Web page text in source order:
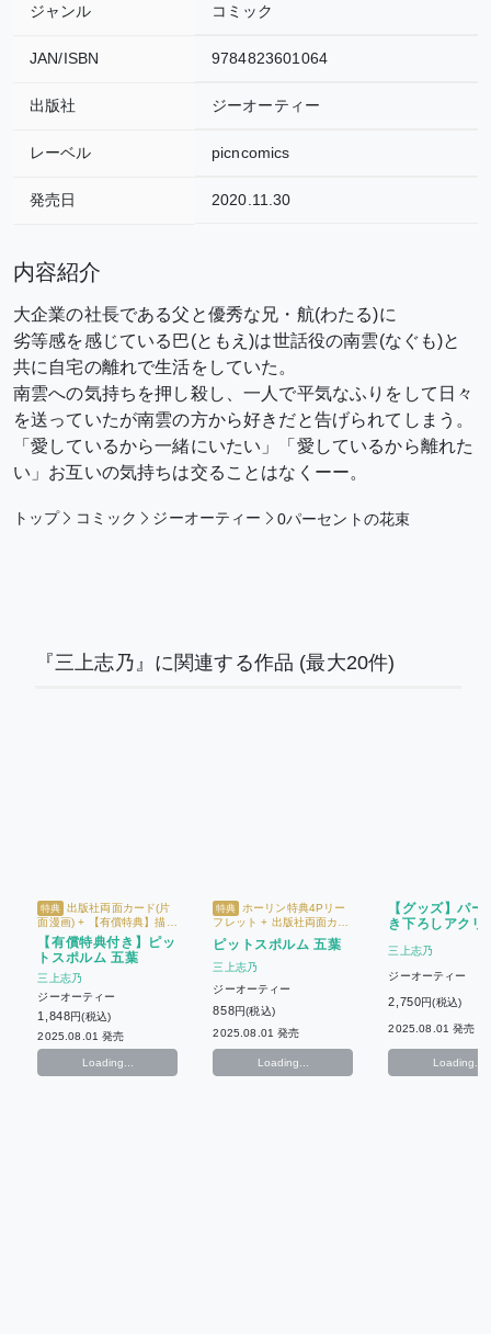
ジャンル コミック
JAN/ISBN 9784823601064
出版社 ジーオーティー
レーベル picncomics
発売日 2020.11.30
内容紹介
大企業の社長である父と優秀な兄・航(わたる)に
劣等感を感じている巴(ともえ)は世話役の南雲(なぐも)と
共に自宅の離れで生活をしていた。
南雲への気持ちを押し殺し、一人で平気なふりをして日々
を送っていたが南雲の方から好きだと告げられてしまう。
「愛しているから一緒にいたい」「愛しているから離れた
い」お互いの気持ちは交ることはなくーー。
トップ コミック ジーオーティー 0パーセントの花束
『三上志乃』に関連する作品 (最大20件)
特典 出版社両面カード(片
面漫画) + 【有償特典】描き
下ろし繋がるアクリルチャ
ーム + ホーリン特典4Pリー
フレット + 重版記念ペーパ
ー(五葉) + 【BLアワード
2026受賞記念】描き下ろし
ペーパー
【有償特典付き】ピッ
トスポルム 五葉
三上志乃
ジーオーティー
1,848円(税込)
2025.08.01 発売
Loading...
特典 ホーリン特典4Pリー
フレット + 出版社両面カー
ーパー(五葉) + 【BLアワー
しペーパー
ピットスポルム 五葉
三上志乃
ジーオーティー
858円(税込)
2025.08.01 発売
Loading...
【グッズ】パー
き下ろしアクリ
「ピットスポル
葉」発売記念〉
三上志乃
ジーオーティー
2,750円(税込)
2025.08.01 発売
Loading...